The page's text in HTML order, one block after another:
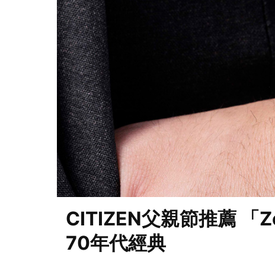
CITIZEN父親節推薦 「
70年代經典